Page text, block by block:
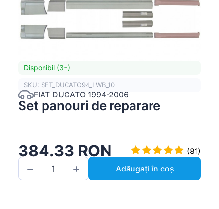
Disponibil (3+)
SKU: SET_DUCATO94_LWB_10
FIAT DUCATO 1994-2006
Set panouri de reparare
384.33 RON
(81)
Adăugați în coș